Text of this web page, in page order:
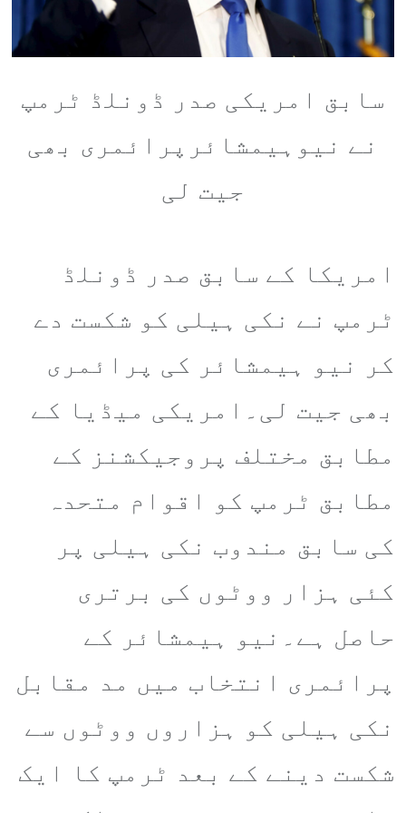
سابق امریکی صدر ڈونلڈ ٹرمپ
نے نیوہیمشائرپرائمری بھی
جیت لی
امریکا کے سابق صدر ڈونلڈ
ٹرمپ نے نکی ہیلی کو شکست دے
کر نیو ہیمشائر کی پرائمری
بھی جیت لی۔امریکی میڈیا کے
مطابق مختلف پروجیکشنز کے
مطابق ٹرمپ کو اقوام متحدہ
کی سابق مندوب نکی ہیلی پر
کئی ہزار ووٹوں کی برتری
حاصل ہے۔نیو ہیمشائر کے
پرائمری انتخاب میں مد مقابل
نکی ہیلی کو ہزاروں ووٹوں سے
شکست دینے کے بعد ٹرمپ کا ایک